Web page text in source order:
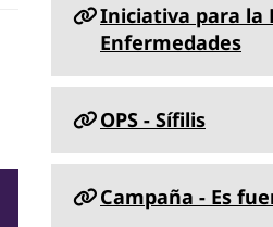
Iniciativa para la
Enfermedades
OPS - Sífilis
Campaña - Es